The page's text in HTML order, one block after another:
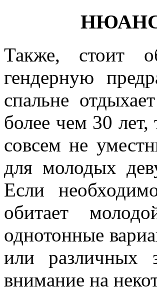
Также, стоит
гендерную
спальне
более чем 30 лет,
совсем не
для молодых
Если
обитает
однотонные
или различных
внимание на